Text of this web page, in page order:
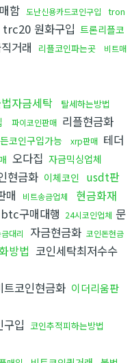
함 도난신용카드코인구입
tron
trc20 원화구입 트론리플코
거래 리플코인파는곳
비트매
자금세탁 탈세하는방법
파이코인판매 리플현금화
코인구입가능 xrp판매 테더
오다집 자금믹싱업체
현금화 이체코인
usdt판
매 비트송금업체
현금화재
btc구매대행 24시코인업체 문
대리 자금현금화 코인돈현금
방법 코인세탁최저수수
트코인현금화 이더리움판
구입 코인추적피하는방법